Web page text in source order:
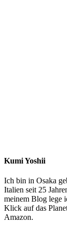
Kumi Yoshii
Ich bin in Osaka
Italien seit 25
meinem Blog lege
Klick auf das
Amazon.